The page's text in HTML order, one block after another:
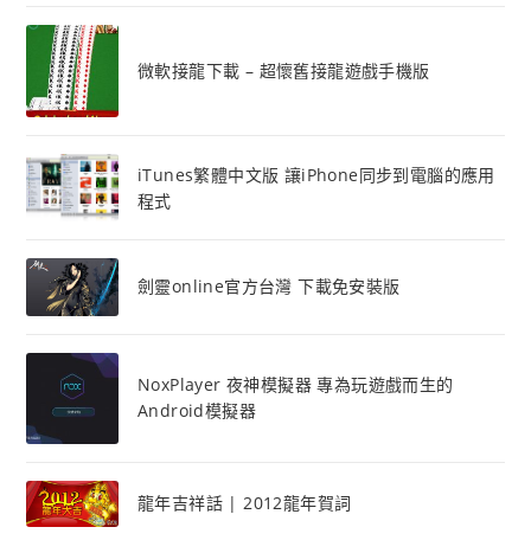
微軟接龍下載 – 超懷舊接龍遊戲手機版
iTunes繁體中文版 讓iPhone同步到電腦的應用
程式
劍靈online官方台灣 下載免安裝版
NoxPlayer 夜神模擬器 專為玩遊戲而生的
Android模擬器
龍年吉祥話 | 2012龍年賀詞